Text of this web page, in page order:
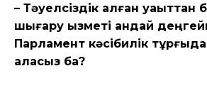
– Тəуелсіздік алған уақыттан
шығару қызметі қандай
Парламент кəсібилік
аласыз ба?